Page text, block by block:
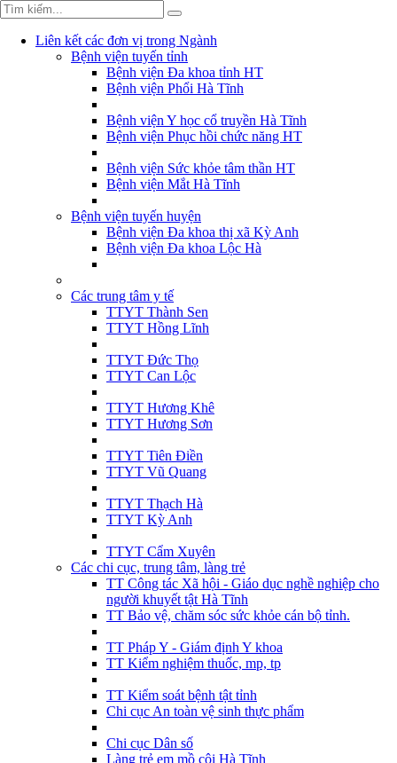
Liên kết các đơn vị trong Ngành
Bệnh viện tuyến tỉnh
Bệnh viện Đa khoa tỉnh HT
Bệnh viện Phổi Hà Tĩnh
Bệnh viện Y học cổ truyền Hà Tĩnh
Bệnh viện Phục hồi chức năng HT
Bệnh viện Sức khỏe tâm thần HT
Bệnh viện Mắt Hà Tĩnh
Bệnh viện tuyến huyện
Bệnh viện Đa khoa thị xã Kỳ Anh
Bệnh viện Đa khoa Lộc Hà
Các trung tâm y tế
TTYT Thành Sen
TTYT Hồng Lĩnh
TTYT Đức Thọ
TTYT Can Lộc
TTYT Hương Khê
TTYT Hương Sơn
TTYT Tiên Điền
TTYT Vũ Quang
TTYT Thạch Hà
TTYT Kỳ Anh
TTYT Cẩm Xuyên
Các chi cục, trung tâm, làng trẻ
TT Công tác Xã hội - Giáo dục nghề nghiệp cho
người khuyết tật Hà Tĩnh
TT Bảo vệ, chăm sóc sức khỏe cán bộ tỉnh.
TT Pháp Y - Giám định Y khoa
TT Kiểm nghiệm thuốc, mp, tp
TT Kiểm soát bệnh tật tỉnh
Chi cục An toàn vệ sinh thực phẩm
Chi cục Dân số
Làng trẻ em mồ côi Hà Tĩnh